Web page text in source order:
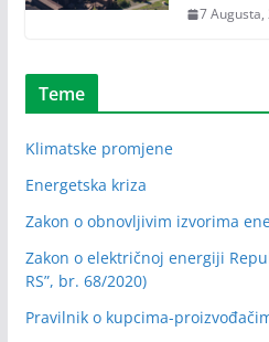
7 Augusta,
Teme
Klimatske promjene
Energetska kriza
Zakon o obnovljivim izvorima
Zakon o električnoj energiji
RS”, br. 68/2020)
Pravilnik o kupcima-